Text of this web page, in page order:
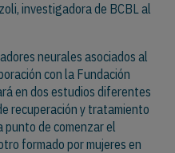
investigadora de BCBL al
neurales asociados al
con la Fundación
en dos estudios diferentes
recuperación y tratamiento
punto de comenzar el
formado por mujeres en